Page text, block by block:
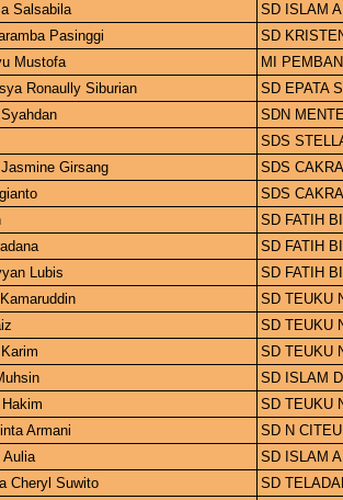
Salsabila
SD ISLAM
Pasinggi
SD
Mustofa
MI
Ronaully Siburian
SD EPATA
SDN
SDS
Girsang
SDS
SDS
SD FATIH
SD FATIH
Lubis
SD FATIH
SD TEUKU
SD TEUKU
SD TEUKU
SD ISLAM
SD TEUKU
Armani
SD N
Aulia
SD ISLAM
Cheryl Suwito
SD